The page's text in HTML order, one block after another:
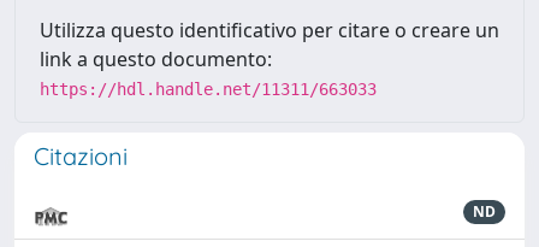
Utilizza questo identificativo per citare o creare un
link a questo documento:
https://hdl.handle.net/11311/663033
Citazioni
ND